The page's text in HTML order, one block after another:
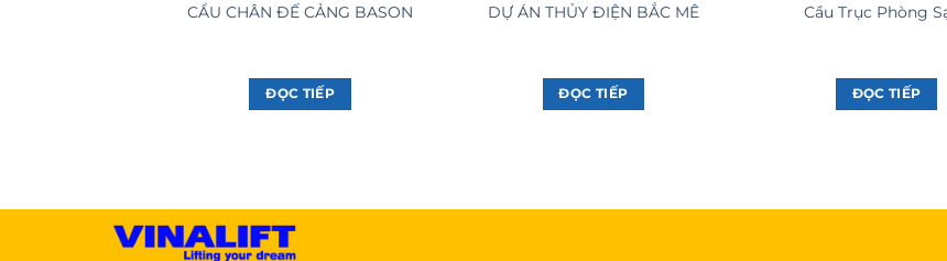
CẨU CHÂN ĐẾ CẢNG BASON
ĐỌC TIẾP
DỰ ÁN THỦY ĐIỆN BẮC MÊ
ĐỌC TIẾP
Cầu Trục Phòng
ĐỌC TIẾP